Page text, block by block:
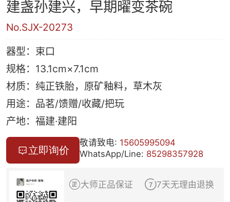
建盏孙建兴，早期曜变茶碗
No.SJX-20273
器型：束口
规格：13.1cm×7.1cm
材质：纯正铁胎，原矿釉料，草木灰
用途：品茗/馈赠/收藏/把玩
产地：福建·建阳
立即询价
敬请致电: 15605995094
WhatsApp/Line: 85298357928
大师正品保证 7天无理由退换